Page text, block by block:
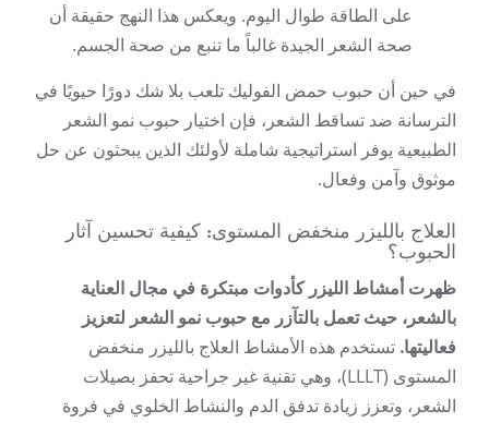
على الطاقة طوال اليوم. ويعكس هذا النهج حقيقة أن
صحة الشعر الجيدة غالباً ما تنبع من صحة الجسم.
في حين أن حبوب حمض الفوليك تلعب بلا شك دورًا حيويًا في
الترسانة ضد تساقط الشعر، فإن اختيار حبوب نمو الشعر
الطبيعية يوفر استراتيجية شاملة لأولئك الذين يبحثون عن حل
موثوق وآمن وفعال.
العلاج بالليزر منخفض المستوى: كيفية تحسين آثار
الحبوب؟
ظهرت أمشاط الليزر كأدوات مبتكرة في مجال العناية
بالشعر، حيث تعمل بالتآزر مع حبوب نمو الشعر لتعزيز
فعاليتها. تستخدم هذه الأمشاط العلاج بالليزر منخفض
المستوى (LLLT)، وهي تقنية غير جراحية تحفز بصيلات
الشعر، وتعزز زيادة تدفق الدم والنشاط الخلوي في فروة